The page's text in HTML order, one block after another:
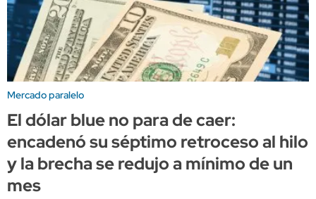
Mercado paralelo
El dólar blue no para de caer:
encadenó su séptimo retroceso al hilo
y la brecha se redujo a mínimo de un
mes